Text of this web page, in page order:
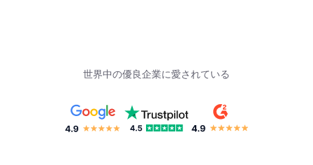
世界中の優良企業に愛されている